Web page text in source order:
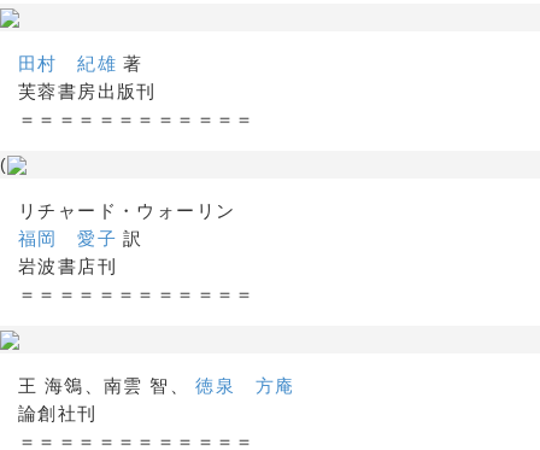
田村 紀雄 著
芙蓉書房出版刊
＝＝＝＝＝＝＝＝＝＝＝＝
(
リチャード・ウォーリン
福岡 愛子 訳
岩波書店刊
＝＝＝＝＝＝＝＝＝＝＝＝
王 海鴒、南雲 智、徳泉 方庵
論創社刊
＝＝＝＝＝＝＝＝＝＝＝＝